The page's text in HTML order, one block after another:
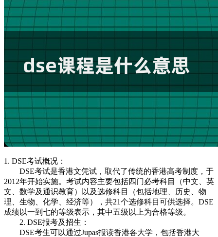
1. DSE考试概况：
DSE考试是香港文凭试，取代了传统的香港高考制度，于
2012年开始实施。考试内容主要包括四门必考科目（中文、英
文、数学及通识教育）以及选修科目（包括地理、历史、物
理、生物、化学、经济等），共21个选修科目可供选择。DSE
成绩以一到七的等级表示，其中五级以上为合格等级。
2. DSE报考及招生：
DSE考生可以通过Jupas报读香港各大学，包括香港大